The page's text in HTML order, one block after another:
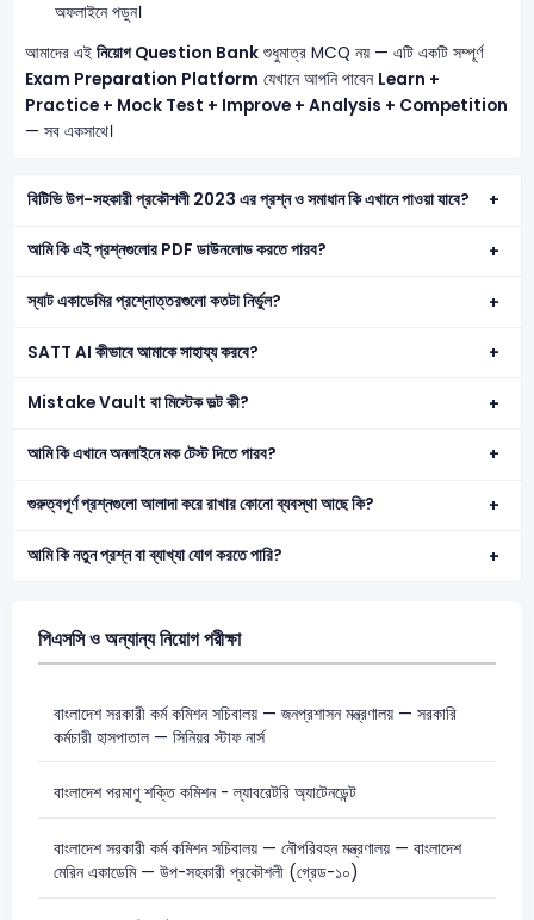
অফলাইনে পড়ুন।
আমাদের এই নিয়োগ Question Bankশুধুমাত্র MCQ নয় — এটি একটি সম্পূর্ণ
Exam Preparation Platform যেখানে আপনি পাবেন Learn +
Practice + Mock Test + Improve + Analysis + Competition
— সব একসাথে।
বিটিভি উপ-সহকারী প্রকৌশলী 2023 এর প্রশ্ন ও সমাধান কি এখানে পাওয়া যাবে?
আমি কি এই প্রশ্নগুলোর PDF ডাউনলোড করতে পারব?
স্যাট একাডেমির প্রশ্নোত্তরগুলো কতটা নির্ভুল?
SATT AI কীভাবে আমাকে সাহায্য করবে?
Mistake Vault বা মিস্টেক ভল্ট কী?
আমি কি এখানে অনলাইনে মক টেস্ট দিতে পারব?
গুরুত্বপূর্ণ প্রশ্নগুলো আলাদা করে রাখার কোনো ব্যবস্থা আছে কি?
আমি কি নতুন প্রশ্ন বা ব্যাখ্যা যোগ করতে পারি?
পিএসসি ও অন্যান্য নিয়োগ পরীক্ষা
বাংলাদেশ সরকারী কর্ম কমিশন সচিবালয় — জনপ্রশাসন মন্ত্রণালয় — সরকারি
কর্মচারী হাসপাতাল — সিনিয়র স্টাফ নার্স
বাংলাদেশ পরমাণু শক্তি কমিশন - ল্যাবরেটরি অ্যাটেনডেন্ট
বাংলাদেশ সরকারী কর্ম কমিশন সচিবালয় — নৌপরিবহন মন্ত্রণালয় — বাংলাদেশ
মেরিন একাডেমি — উপ-সহকারী প্রকৌশলী (গ্রেড-১০)